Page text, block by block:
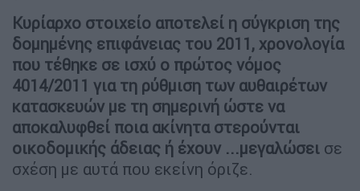
Κυρίαρχο στοιχείο αποτελεί η σύγκριση της
δομημένης επιφάνειας του 2011, χρονολογία
που τέθηκε σε ισχύ ο πρώτος νόμος
4014/2011 για τη ρύθμιση των αυθαιρέτων
κατασκευών με τη σημερινή ώστε να
αποκαλυφθεί ποια ακίνητα στερούνται
οικοδομικής άδειας ή έχουν ...μεγαλώσει σε
σχέση με αυτά που εκείνη όριζε.